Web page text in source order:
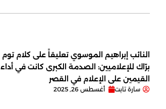
النائب إبراهيم الموسوي تعليقاً على كلام توم
برّاك للإعلاميين: الصدمة الكبرى كانت في أداء
القيمين على ‏الإعلام في القصر
سارة تابت أغسطس 26, 2025